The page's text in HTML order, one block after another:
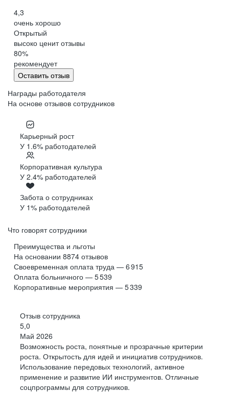
4,3
очень хорошо
Открытый
высоко ценит отзывы
80%
рекомендует
Оставить отзыв
Награды работодателя
На основе отзывов сотрудников
Карьерный рост
У 1.6% работодателей
Корпоративная культура
У 2.4% работодателей
Забота о сотрудниках
У 1% работодателей
Что говорят сотрудники
Преимущества и льготы
На основании 8874 отзывов
Своевременная оплата труда — 6 915
Оплата больничного — 5 539
Корпоративные мероприятия — 5 339
Отзыв сотрудника
5,0
Май 2026
Возможность роста, понятные и прозрачные критерии
роста. Открытость для идей и инициатив сотрудников.
Использование передовых технологий, активное
применение и развитие ИИ инструментов. Отличные
соцпрограммы для сотрудников.